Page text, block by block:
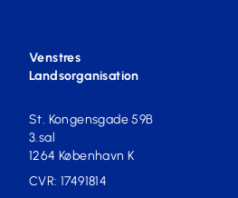
Venstres
Landsorganisation
St. Kongensgade 59B
3.sal
1264 København K
CVR: 17491814